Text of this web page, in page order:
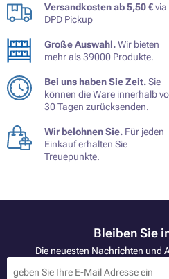
Versandkosten ab 5,50 €via
DPD Pickup
Große Auswahl.Wir bieten
mehr als 39000 Produkte.
Bei uns haben Sie Zeit.Sie
können die Ware innerhalb
30 Tagen zurücksenden.
Wir belohnen Sie. Für jeden
Einkauf erhalten Sie
Treuepunkte.
Bleiben Sie
Die neuesten Nachrichten und